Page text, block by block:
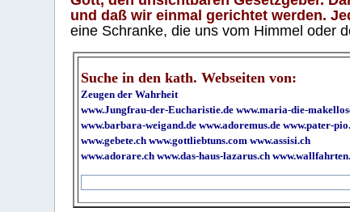
und daß wir einmal gerichtet werden.
eine Schranke, die uns vom Himmel oder
Suche in den kath. Webseiten von:
Zeugen der Wahrheit
www.Jungfrau-der-Eucharistie.de www.maria-die-
www.barbara-weigand.de www.adoremus.de www.pater-
www.gebete.ch www.gottliebtuns.com www.assisi.ch
www.adorare.ch www.das-haus-lazarus.ch